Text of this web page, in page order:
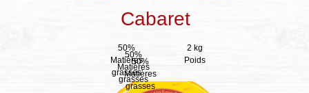
Cabaret
50%
Matières
grasses
2 kg
Poids
50%
Matières
grasses
50%
Matières
grasses